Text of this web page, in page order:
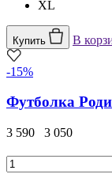
XL
Купить В
-15%
Футболка
3 590 3 050